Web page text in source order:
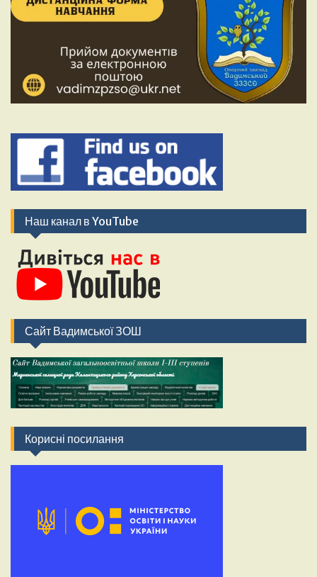
Наш канал в YouTube
Сайт Вадимської ЗОШ
Корисні посилання